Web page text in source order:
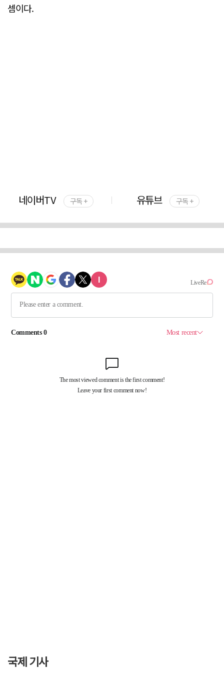
셈이다.
네이버TV 구독 + 유튜브 구독 +
국제 기사